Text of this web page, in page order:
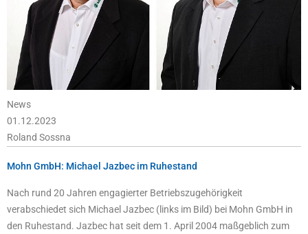
News
01.12.2023
Roland Sossna
Mohn GmbH: Michael Jazbec im Ruhestand
Nach rund 20 Jahren engagierter Betriebszugehörigkeit
verabschiedet sich Michael Jazbec (links im Bild) bei Mohn GmbH in
den Ruhestand. Jazbec hat seit dem 1. April 2004 maßgeblich zum